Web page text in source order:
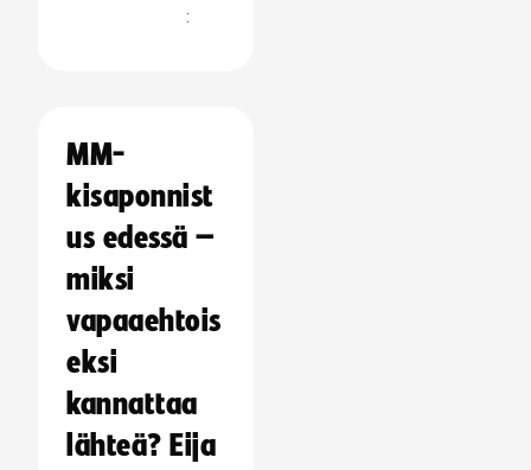
:
MM-
kisaponnist
us edessä –
miksi
vapaaehtois
eksi
kannattaa
lähteä? Eija